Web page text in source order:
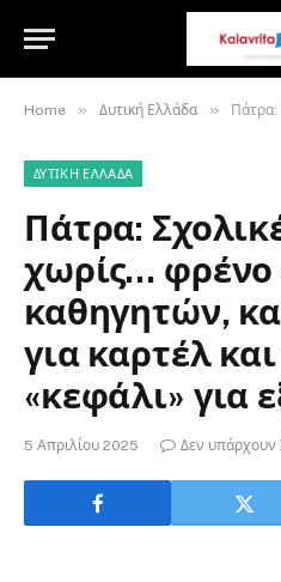
Home » Δυτική Ελλάδα » Πάτρα: Σχολικές
ΔΥΤΙΚΉ ΕΛΛΆΔΑ
Πάτρα:
χωρίς… φρένο
καθηγητών,
για καρτέλ
«κεφάλι» για
5 Απριλίου 2025 Δεν υπάρχουν